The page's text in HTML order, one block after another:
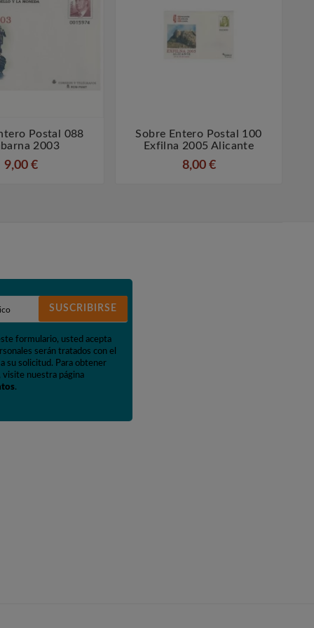

Postal 088
2003
9,00 €
 
Sobre Entero Postal 100
Exfilna 2005 Alicante
8,00 €
SUSCRIBIRSE
formulario, usted acepta
serán tratados con el
su solicitud. Para obtener
visite nuestra página
.